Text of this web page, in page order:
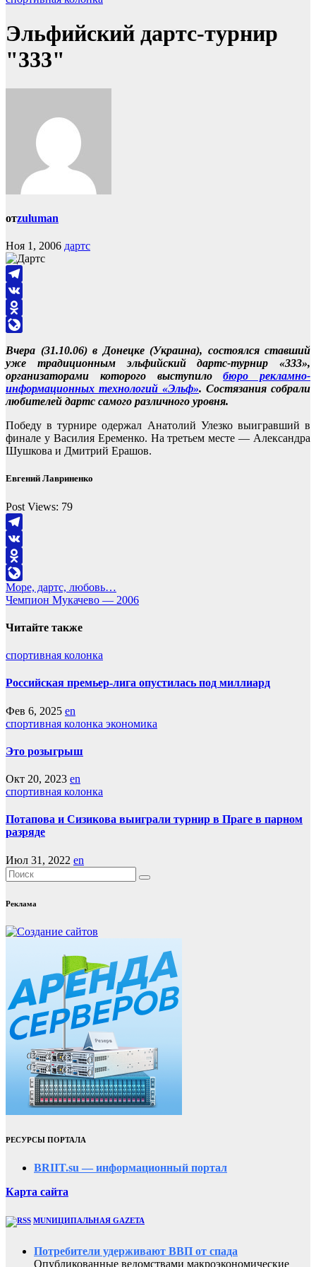
Эльфийский дартс-турнир
"333"
отzuluman
Ноя 1, 2006 дартс
Telegram
VK
Odnoklassniki
Вчера (31.10.06) в Донецке (Украина), состоялся ставший
уже традиционным эльфийский дартс-турнир «333»,
организаторами которого выступилобюро рекламно-
информационных технологий «Эльф». Состязания собрали
любителей дартс самого различного уровня.
Победу в турнире одержал Анатолий Улезко выигравший в
финале у Василия Еременко. На третьем месте — Александра
Шушкова и Дмитрий Ерашов.
Евгений Лавриненко
Post Views: 79
Telegram
VK
Odnoklassniki
LiveJournal
Навигация
по
записям
Море, дартс, любовь…
Чемпион Мукачево — 2006
Читайте также
спортивная колонка
Российская премьер-лига опустилась под миллиард
Фев 6, 2025 en
спортивная колонка экономика
Это розыгрыш
Окт 20, 2023 en
спортивная колонка
Потапова и Сизикова выиграли турнир в Праге в парном
разряде
Июл 31, 2022 en
Реклама
РЕСУРСЫ ПОРТАЛА
BRIIT.su — информационный портал
Карта сайта
MUNИЦИПАЛЬНАЯ GAZЕТА
Потребители удерживают ВВП от спада
Опубликованные ведомствами макроэкономические